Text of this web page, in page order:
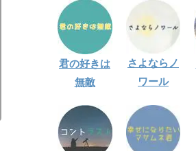
君の好きは
無敵
さよならノ
ワール